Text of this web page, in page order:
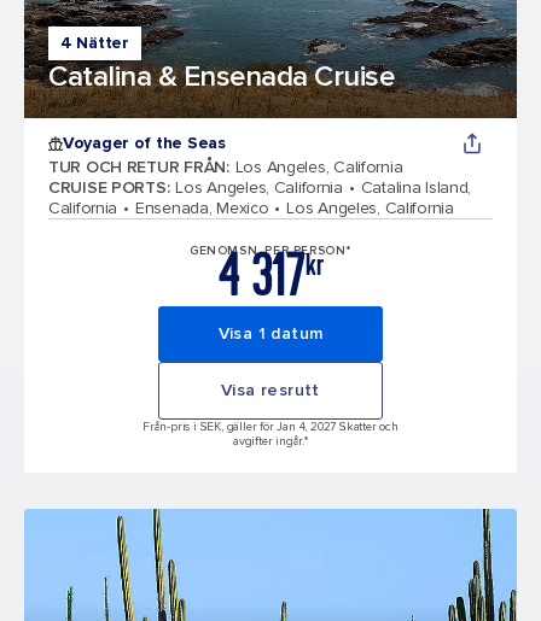
4 Nätter
Catalina & Ensenada Cruise
Voyager of the Seas
TUR OCH RETUR FRÅN: Los Angeles, California
CRUISE PORTS: Los Angeles, California
Catalina Island,
California
Ensenada, Mexico Los Angeles, California
GENOMSN. PER PERSON*
kr
4 317
Visa 1 datum
Visa resrutt
Från-pris i SEK, gäller för Jan 4, 2027 Skatter och
avgifter ingår.*